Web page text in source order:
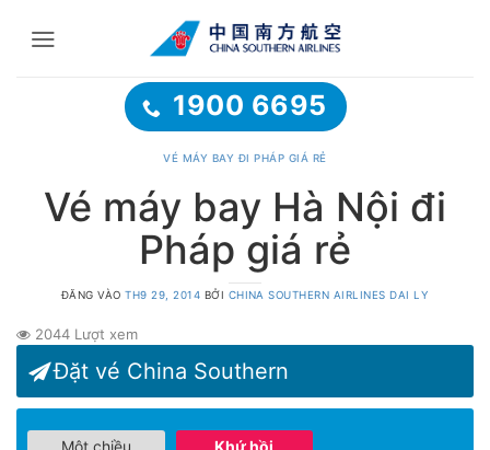
1900 6695
VÉ MÁY BAY ĐI PHÁP GIÁ RẺ
Vé máy bay Hà Nội đi
Pháp giá rẻ
ĐĂNG VÀOTH9 29, 2014 BỞI CHINA SOUTHERN AIRLINES DAI LY
2044 Lượt xem
Đặt vé China Southern
Một chiều Khứ hồi